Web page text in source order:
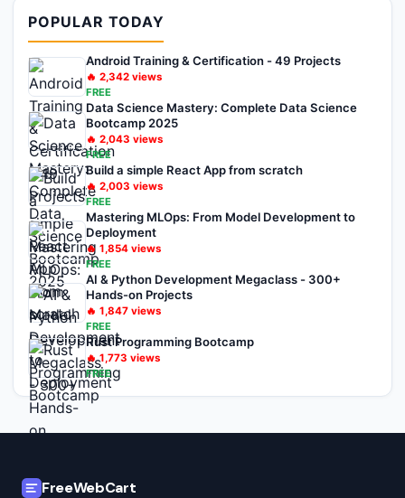
POPULAR TODAY
Android Training & Certification - 49 Projects
🔥 2,342 views
FREE
Data Science Mastery: Complete Data Science
Bootcamp 2025
🔥 2,043 views
FREE
Build a simple React App from scratch
🔥 2,003 views
FREE
Mastering MLOps: From Model Development to
Deployment
🔥 1,854 views
FREE
AI & Python Development Megaclass - 300+
Hands-on Projects
🔥 1,847 views
FREE
Rust Programming Bootcamp
🔥1,773 views
FREE
FreeWebCart